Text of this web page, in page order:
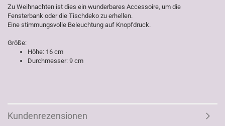
Zu Weihnachten ist dies ein wunderbares Accessoire, um die
Fensterbank oder die Tischdeko zu erhellen.
Eine stimmungsvolle Beleuchtung auf Knopfdruck.
Größe:
Höhe: 16 cm
Durchmesser: 9 cm
Kundenrezensionen